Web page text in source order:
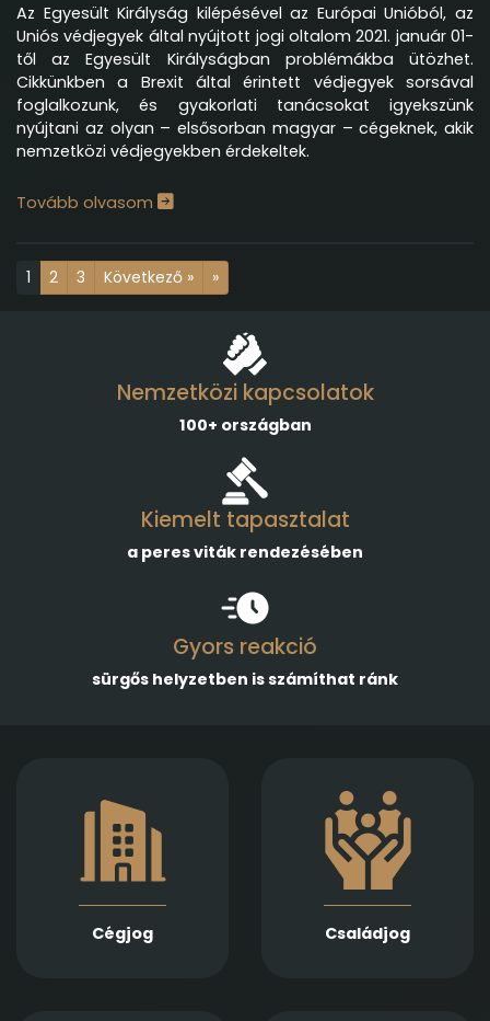
Az Egyesült Királyság kilépésével az Európai Unióból, az
Uniós védjegyek által nyújtott jogi oltalom 2021. január 01-
től az Egyesült Királyságban problémákba ütözhet.
Cikkünkben a Brexit által érintett védjegyek sorsával
foglalkozunk, és gyakorlati tanácsokat igyekszünk
nyújtani az olyan – elsősorban magyar – cégeknek, akik
nemzetközi védjegyekben érdekeltek.
Tovább olvasom
1 2 3 Következő » »
Nemzetközi kapcsolatok
100+ országban
Kiemelt tapasztalat
a peres viták rendezésében
Gyors reakció
sürgős helyzetben is számíthat ránk
Cégjog
módosításában és
átalakulásában
biztosítunk teljes körű
szolgáltatást
Jogi képviseletet
vállalunk
végelszámolás, csőd-
Családjog
megalapozott jogi
támogatást nyújtunk
házassági bontóper,
vagyonmegosztás,
tartásdíj,
gyermekelhelyezés,
szülői felügyelet,
apasági vélelem,